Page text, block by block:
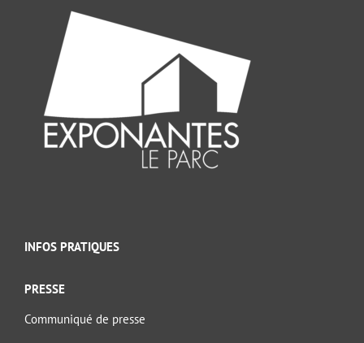
INFOS PRATIQUES
PRESSE
Communiqué de presse